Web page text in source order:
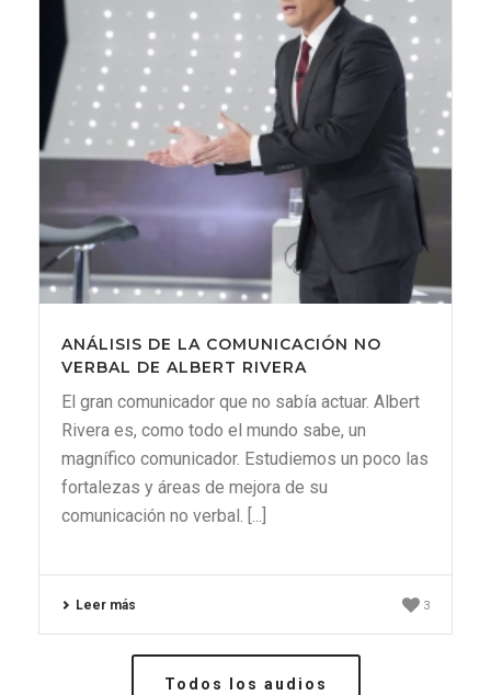
ANÁLISIS DE LA COMUNICACIÓN NO
VERBAL DE ALBERT RIVERA
El gran comunicador que no sabía actuar. Albert
Rivera es, como todo el mundo sabe, un
magnífico comunicador. Estudiemos un poco las
fortalezas y áreas de mejora de su
comunicación no verbal. [...]
Leer más 3
Todos los audios